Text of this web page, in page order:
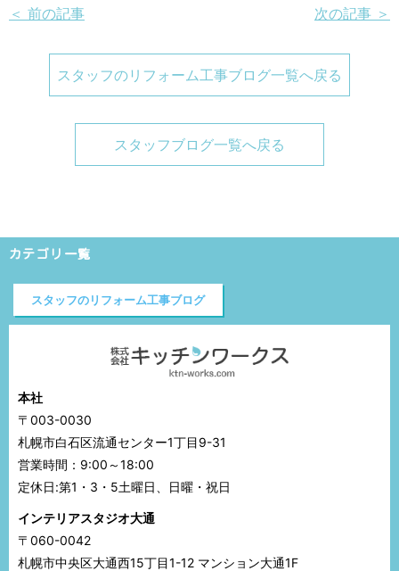
＜ 前の記事 次の記事 ＞
スタッフのリフォーム工事ブログ一覧へ戻る
スタッフブログ一覧へ戻る
カテゴリ一覧
スタッフのリフォーム工事ブログ
本社
〒003-0030
札幌市白石区流通センター1丁目9-31
営業時間：9:00～18:00
定休日:第1・3・5土曜日、日曜・祝日
インテリアスタジオ大通
〒060-0042
札幌市中央区大通西15丁目1-12 マンション大通1F